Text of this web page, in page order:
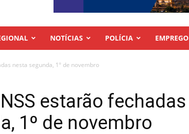
NOTÍCIAS POLÍCIA EMPREGO
nesta segunda, 1º de novembro
estarão fechadas
1º de novembro